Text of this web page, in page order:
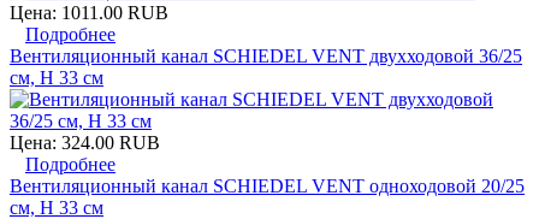
Цена: 1011.00 RUB
Подробнее
Вентиляционный канал SCHIEDEL VENT двухходовой 36/25
см, H 33 см
Цена: 324.00 RUB
Подробнее
Вентиляционный канал SCHIEDEL VENT одноходовой 20/25
см, H 33 см